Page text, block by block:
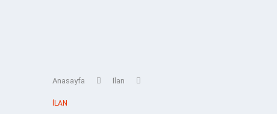
Anasayfa İlan
İLAN